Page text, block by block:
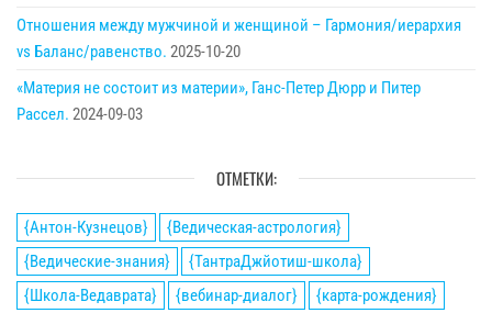
Отношения между мужчиной и женщиной – Гармония/иерархия
vs Баланс/равенство. 2025-10-20
«Материя не состоит из материи», Ганс-Петер Дюрр и Питер
Рассел. 2024-09-03
ОТМЕТКИ:
{Антон-Кузнецов}
{Ведическая-астрология}
{Ведические-знания}
{ТантраДжйотиш-школа}
{Школа-Ведаврата}
{вебинар-диалог}
{карта-рождения}